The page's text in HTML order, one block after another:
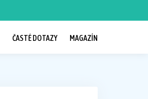
ČASTÉ DOTAZY MAGAZÍN